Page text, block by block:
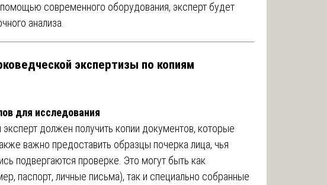
современного оборудования, эксперт будет
анализа.
экспертизы по копиям
для исследования
должен получить копии документов, которые
важно предоставить образцы почерка лица, чья
подвергаются проверке. Это могут быть как
паспорт, личные письма), так и специально собранные